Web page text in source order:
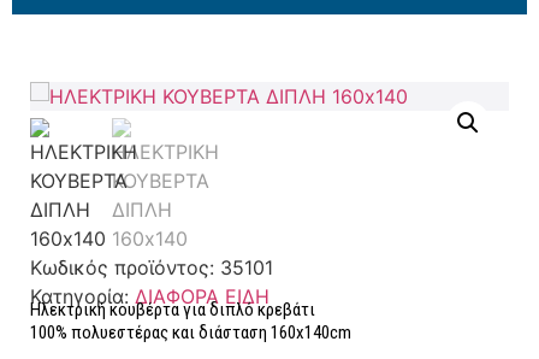
Κωδικός προϊόντος: 35101
Κατηγορία: ΔΙΑΦΟΡΑ ΕΙΔΗ
Ηλεκτρική κουβέρτα για διπλό κρεβάτι
100% πολυεστέρας και διάσταση 160x140cm